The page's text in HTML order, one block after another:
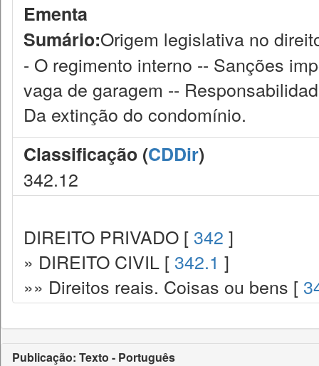
Ementa
Sumário:Origem legislativa no
- O regimento interno -- Sanções
vaga de garagem --
Da extinção do condomínio.
Classificação (CDDir)
342.12
DIREITO PRIVADO [ 342 ]
» DIREITO CIVIL [ 342.1 ]
»» Direitos reais. Coisas ou bens [
Publicação: Texto - Português